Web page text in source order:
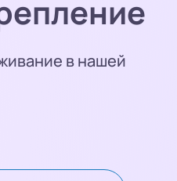
в нашей